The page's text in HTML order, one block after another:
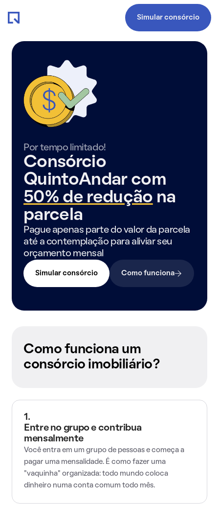
Simular consórcio
Por tempo limitado!
Consórcio
QuintoAndar com
50% de redução na
parcela
Pague apenas parte do valor da parcela
até a contemplação para aliviar seu
orçamento mensal
Simular consórcio Como funciona
Como funciona um
consórcio imobiliário?
1.
Entre no grupo e contribua
mensalmente
Você entra em um grupo de pessoas e começa a
pagar uma mensalidade. É como fazer uma
"vaquinha" organizada: todo mundo coloca
dinheiro numa conta comum todo mês.